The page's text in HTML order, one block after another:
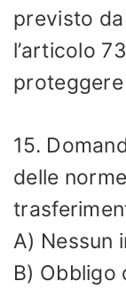
previsto
l’articolo
15.
delle
A) Nessun
B) Obbligo